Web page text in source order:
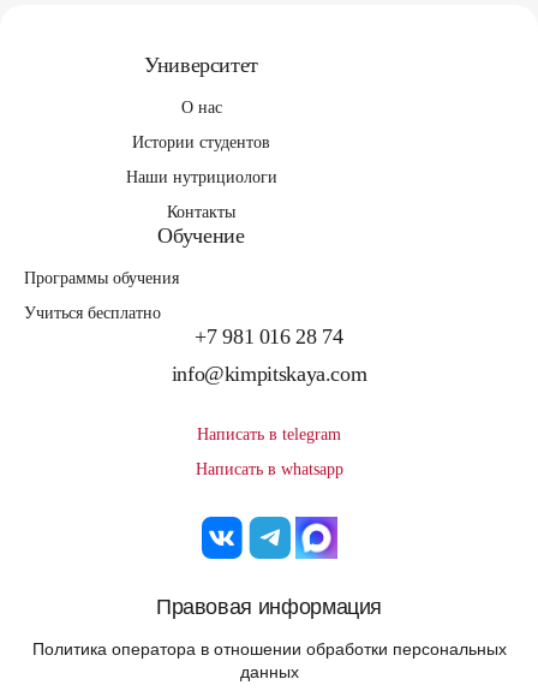
Правовая информация
Политика оператора в отношении обработки персональных
данных
+7 981 016 28 74
info@kimpitskaya.com
Написать в telegram
Написать в whatsapp
Университет
О нас
Истории студентов
Наши нутрициологи
Контакты
Обучение
Программы обучения
Учиться бесплатно